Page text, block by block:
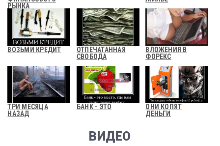
РЫНКА
ВОЗЬМИ КРЕДИТ
ОТПЕЧАТАННАЯ
СВОБОДА
ВЛОЖЕНИЯ В
ФОРЕКС
ТРИ МЕСЯЦА
НАЗАД
БАНК - ЭТО
ОНИ КОПЯТ
ДЕНЬГИ
ВИДЕО